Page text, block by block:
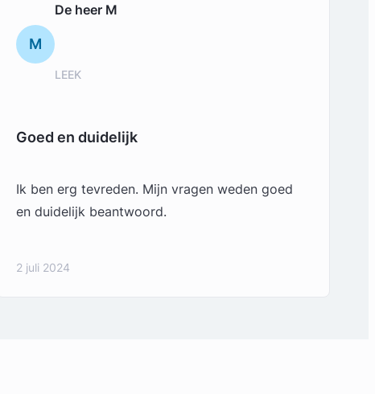
M
De heer M
LEEK
Goed en duidelijk
Ik ben erg tevreden. Mijn vragen weden goed
en duidelijk beantwoord.
2 juli 2024